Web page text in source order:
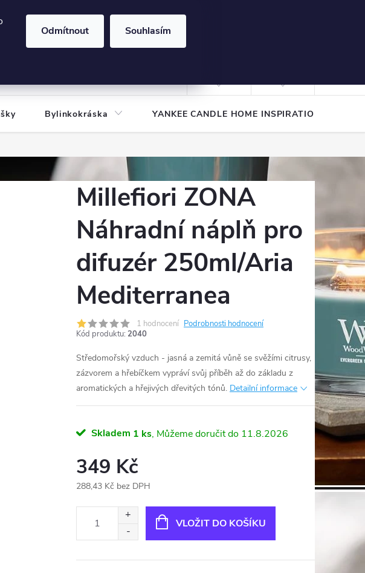
Odmítnout Souhlasím
Bylinkokráska YANKEE CANDLE HOME INSPIRATION
Millefiori ZONA
Náhradní náplň pro
difuzér 250ml/Aria
Mediterranea
1 hodnocení Podrobnosti hodnocení
Kód produktu: 2040
Středomořský vzduch - jasná a zemitá vůně se svěžími citrusy,
zázvorem a hřebíčkem vypráví svůj příběh až do základu z
aromatických a hřejivých dřevitých tónů. Detailní informace
Skladem 1 ks 11.8.2026
349 Kč
288,43 Kč bez DPH
VLOŽIT DO KOŠÍKU